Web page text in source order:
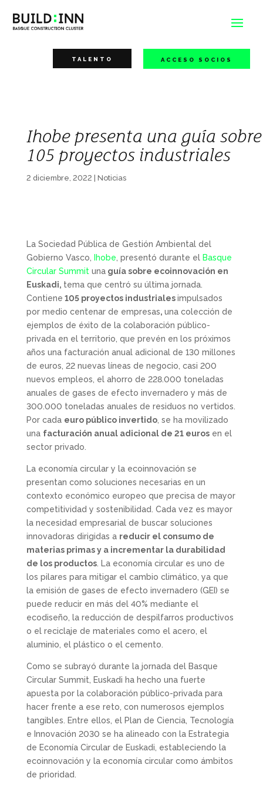
TALENTO ACCESO SOCIOS
Ihobe presenta una guía
105 proyectos industriales
2 diciembre, 2022 Noticias
La Sociedad Pública de Gestión Ambiental del
Gobierno Vasco,
Ihobe , presentó durante el Basque
Circular Summitunaguía sobre ecoinnovación en
Euskadi, tema que centró su última jornada.
Contiene 105 proyectos industrialesimpulsados
por medio centenar de empresas, una colección de
ejemplos de éxito de la colaboración público-
privada en el territorio, que prevén en los próximos
años una facturación anual adicional de 130 millones
de euros, 22 nuevas líneas de negocio, casi 200
nuevos empleos, el ahorro de 228.000 toneladas
anuales de gases de efecto invernadero y más de
300.000 toneladas anuales de residuos no vertidos.
Por cada euro público invertido, se ha movilizado
una facturación anual adicional de 21 eurosen el
sector privado.
La economía circular y la ecoinnovación se
presentan como soluciones necesarias en un
contexto económico europeo que precisa de mayor
competitividad y sostenibilidad. Cada vez es mayor
la necesidad empresarial de buscar soluciones
innovadoras dirigidas a reducir el consumo de
materias primas y a incrementar la durabilidad
de los productos. La economía circular es uno de
los pilares para mitigar el cambio climático, ya que
la emisión de gases de efecto invernadero (GEI) se
puede reducir en más del 40% mediante el
ecodiseño, la reducción de despilfarros productivos
o el reciclaje de materiales como el acero, el
aluminio, el plástico o el cemento.
Como se subrayó durante la jornada del Basque
Circular Summit, Euskadi ha hecho una fuerte
apuesta por la colaboración público-privada para
hacer frente a ese reto, con numerosos ejemplos
tangibles. Entre ellos, el Plan de Ciencia, Tecnología
e Innovación 2030 se ha alineado con la Estrategia
de Economía Circular de Euskadi, estableciendo la
ecoinnovación y la economía circular como ámbitos
de prioridad.